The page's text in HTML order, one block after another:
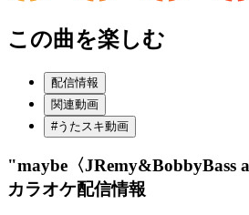
この曲を楽しむ
配信情報
関連動画
#うたスキ動画
"maybe〈JRemy&BobbyBass
カラオケ配信情報